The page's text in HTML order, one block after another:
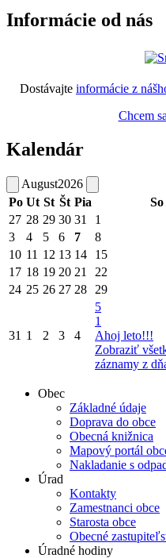
Informácie od nás
Dostávajte informácie z
Chcem
Kalendár
August2026
Po Ut St Št Pia So
27 28 29 30 31 1
3
4 5 6 7 8
10 11 12 13 14 15
17 18 19 20 21 22
24 25 26 27 28 29
31 1 2 3 4
5
1
Ahoj leto!!!
Zobraziť
záznamy z
Obec
Základné údaje
Doprava do obce
Obecná knižnica
Mapový portál
Nakladanie s
Úrad
Kontakty
Zamestnanci obce
Starosta obce
Obecné
Úradné hodiny